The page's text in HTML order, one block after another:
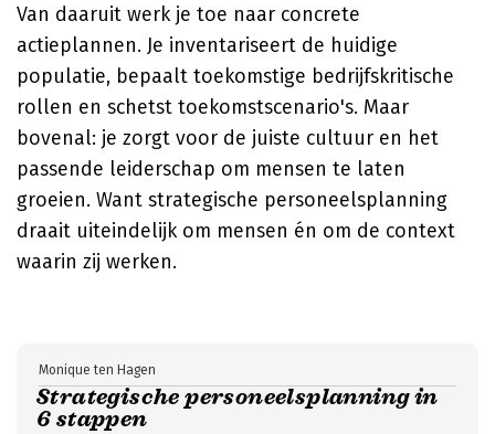
Van daaruit werk je toe naar concrete
actieplannen. Je inventariseert de huidige
populatie, bepaalt toekomstige bedrijfskritische
rollen en schetst toekomstscenario's. Maar
bovenal: je zorgt voor de juiste cultuur en het
passende leiderschap om mensen te laten
groeien. Want strategische personeelsplanning
draait uiteindelijk om mensen én om de context
waarin zij werken.
Strategische personeelsplanning in
6 stappen
Monique ten Hagen